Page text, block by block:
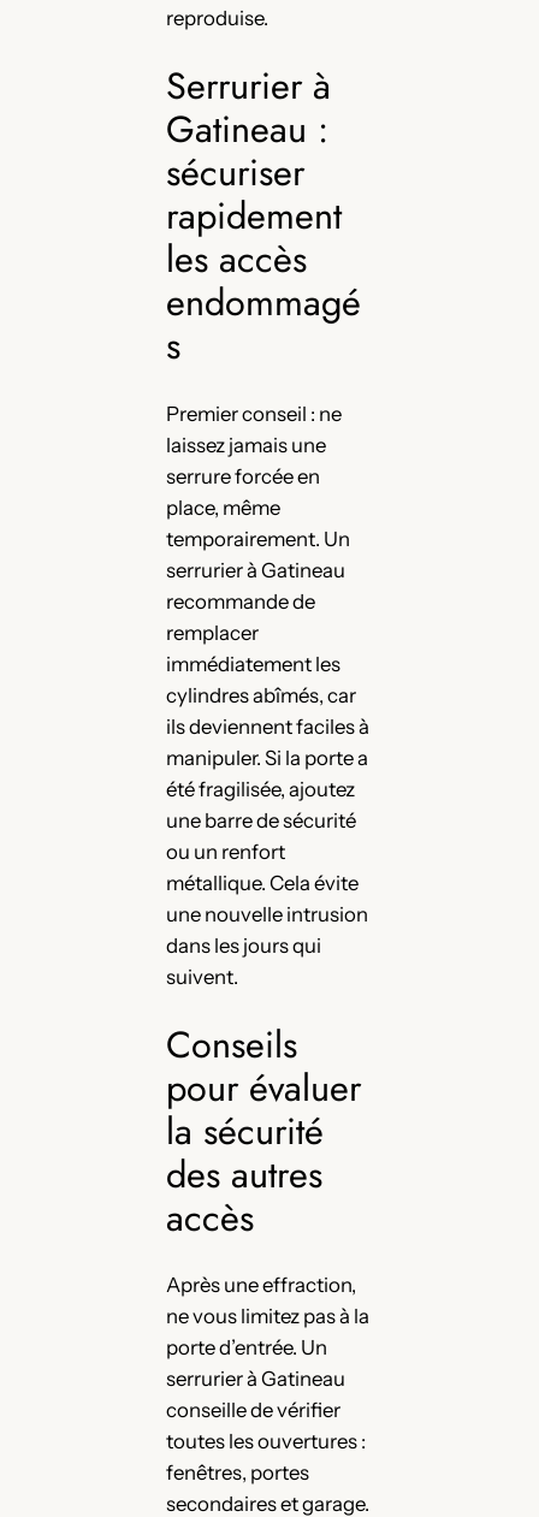
reproduise.
Serrurier à
Gatineau :
sécuriser
rapidement
les accès
endommagé
s
Premier conseil : ne
laissez jamais une
serrure forcée en
place, même
temporairement. Un
serrurier à Gatineau
recommande de
remplacer
immédiatement les
cylindres abîmés, car
ils deviennent faciles à
manipuler. Si la porte a
été fragilisée, ajoutez
une barre de sécurité
ou un renfort
métallique. Cela évite
une nouvelle intrusion
dans les jours qui
suivent.
Conseils
pour évaluer
la sécurité
des autres
accès
Après une effraction,
ne vous limitez pas à la
porte d’entrée. Un
serrurier à Gatineau
conseille de vérifier
toutes les ouvertures :
fenêtres, portes
secondaires et garage.